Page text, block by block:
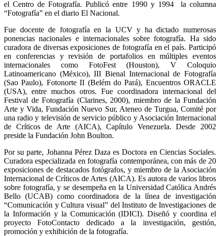
el Centro de Fotografía. Publicó entre 1990 y 1994 la columna
“Fotografía” en el diario El Nacional.
Fue docente de fotografía en la UCV y ha dictado numerosas
ponencias nacionales e internacionales sobre fotografía. Ha sido
curadora de diversas exposiciones de fotografía en el país. Participó
en conferencias y revisión de portafolios en múltiples eventos
internacionales como FotoFest (Houston), V Coloquio
Latinoamericano (México), III Bienal Internacional de Fotografía
(Sao Paulo), Fotonorte II (Belém do Pará), Encuentros ORACLE
(USA), entre muchos otros. Fue coordinadora internacional del
Festival de Fotografía (Clarines, 2000), miembro de la Fundación
Arte y Vida, Fundación Nuevo Sur, Ateneo de Turgua, Comité por
una radio y televisión de servicio público y Asociación Internacional
de Críticos de Arte (AICA), Capítulo Venezuela. Desde 2002
preside la Fundación John Boulton.
Por su parte, Johanna Pérez Daza es Doctora en Ciencias Sociales.
Curadora especializada en fotografía contemporánea, con más de 20
exposiciones de destacados fotógrafos, y miembro de la Asociación
Internacional de Críticos de Artes (AICA). Es autora de varios libros
sobre fotografía, y se desempeña en la Universidad Católica Andrés
Bello (UCAB) como coordinadora de la línea de investigación
“Comunicación y Cultura visual” del Instituto de Investigaciones de
la Información y la Comunicación (IDICI). Diseñó y coordina el
proyecto FotoContacto dedicado a la investigación, gestión,
promoción y exhibición de la fotografía.